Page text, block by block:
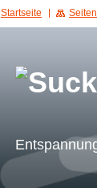
Startseite